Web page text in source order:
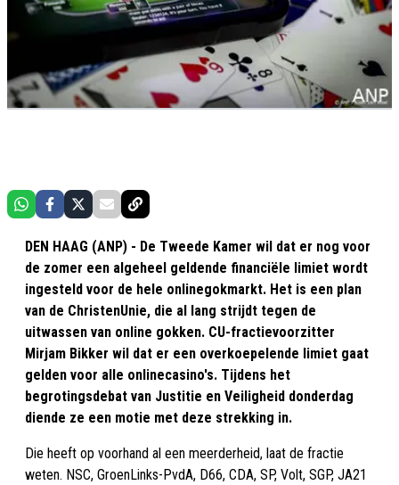
DEN HAAG (ANP) - De Tweede Kamer wil dat er nog voor
de zomer een algeheel geldende financiële limiet wordt
ingesteld voor de hele onlinegokmarkt. Het is een plan
van de ChristenUnie, die al lang strijdt tegen de
uitwassen van online gokken. CU-fractievoorzitter
Mirjam Bikker wil dat er een overkoepelende limiet gaat
gelden voor alle onlinecasino's. Tijdens het
begrotingsdebat van Justitie en Veiligheid donderdag
diende ze een motie met deze strekking in.
Die heeft op voorhand al een meerderheid, laat de fractie
weten. NSC, GroenLinks-PvdA, D66, CDA, SP, Volt, SGP, JA21